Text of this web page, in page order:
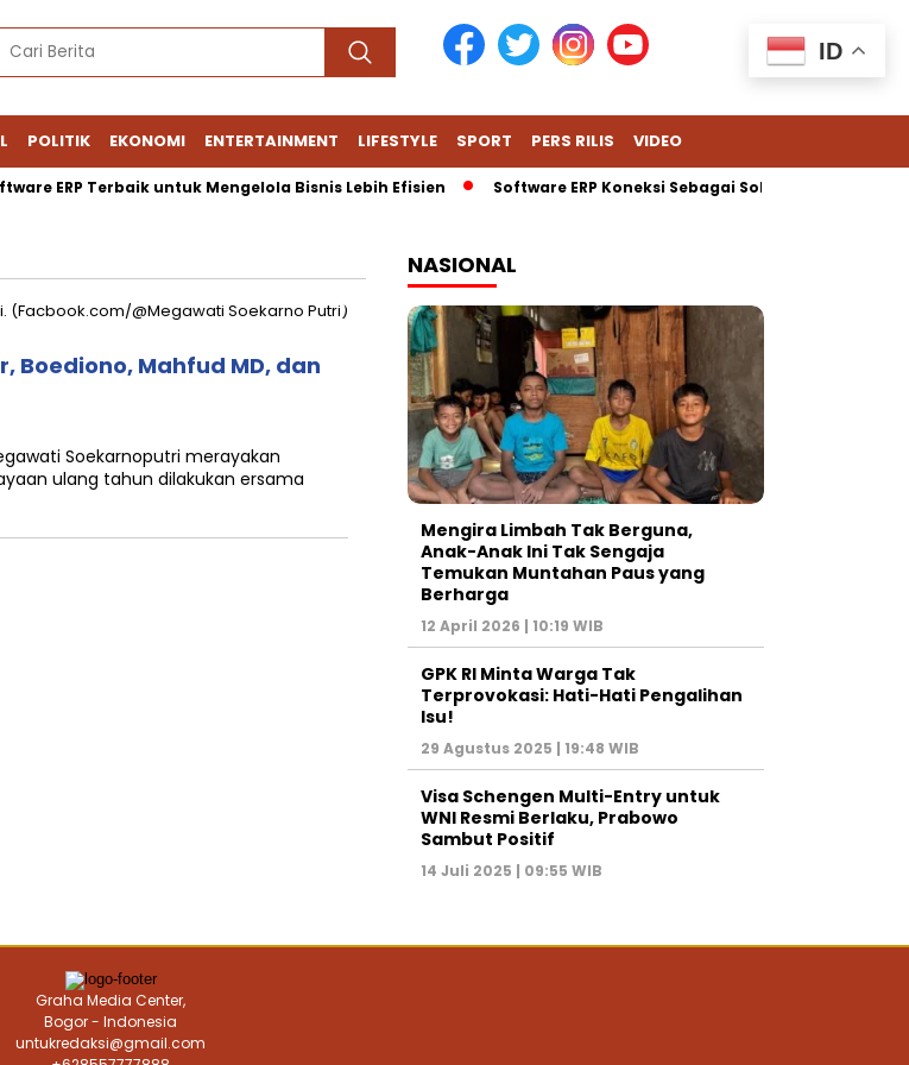
POLITIK EKONOMI ENTERTAINMENT LIFESTYLE SPORT PERS RILIS VIDEO
ERP Terbaik untuk Mengelola Bisnis Lebih Efisien Software ERP Koneksi Sebagai Solusi Cerdas untuk
Boediono, Mahfud MD, dan
Soekarnoputri merayakan
ulang tahun dilakukan ersama
NASIONAL
Mengira Limbah Tak Berguna,
Anak-Anak Ini Tak Sengaja
Temukan Muntahan Paus yang
Berharga
12 April 2026 | 10:19 WIB
GPK RI Minta Warga Tak
Terprovokasi: Hati-Hati Pengalihan
Isu!
29 Agustus 2025 | 19:48 WIB
Visa Schengen Multi-Entry untuk
WNI Resmi Berlaku, Prabowo
Sambut Positif
14 Juli 2025 | 09:55 WIB
ID
Graha Media Center,
Bogor - Indonesia
untukredaksi@gmail.com